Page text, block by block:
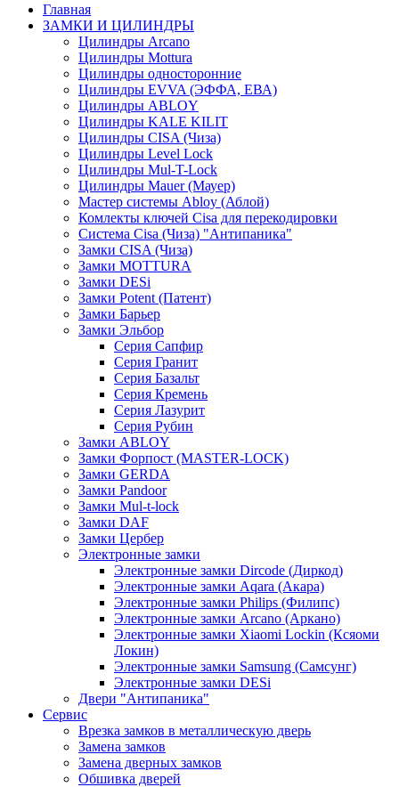
Главная
ЗАМКИ И ЦИЛИНДРЫ
Цилиндры Arcano
Цилиндры Mottura
Цилиндры односторонние
Цилиндры EVVA (ЭФФА, ЕВА)
Цилиндры ABLOY
Цилиндры KALE KILIT
Цилиндры CISA (Чиза)
Цилиндры Level Lock
Цилиндры Mul-T-Lock
Цилиндры Mauer (Мауер)
Мастер системы Abloy (Аблой)
Комлекты ключей Cisa для перекодировки
Система Cisa (Чиза) "Антипаника"
Замки CISA (Чиза)
Замки MOTTURA
Замки DESi
Замки Potent (Патент)
Замки Барьер
Замки Эльбор
Серия Сапфир
Серия Гранит
Серия Базальт
Серия Кремень
Серия Лазурит
Серия Рубин
Замки ABLOY
Замки Форпост (MASTER-LOCK)
Замки GERDA
Замки Pandoor
Замки Mul-t-lock
Замки DAF
Замки Цербер
Электронные замки
Электронные замки Dircode (Диркод)
Электронные замки Aqara (Акара)
Электронные замки Philips (Филипс)
Электронные замки Arcano (Аркано)
Электронные замки Xiaomi Lockin (Ксяоми
Локин)
Электронные замки Samsung (Самсунг)
Электронные замки DESi
Двери "Антипаника"
Сервис
Врезка замков в металлическую дверь
Замена замков
Замена дверных замков
Обшивка дверей